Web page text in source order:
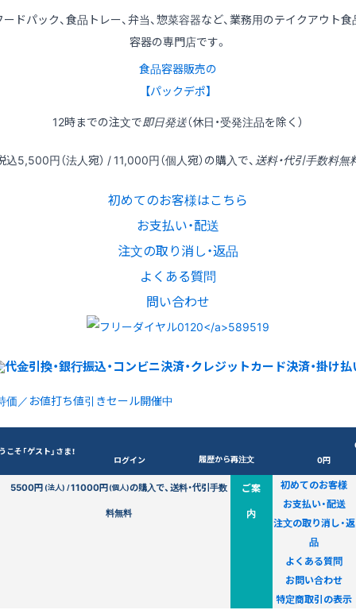
ードパック、食品トレー、弁当、惣菜容器など、業務用のテイクアウト食
容器の専門店です。
食品容器販売の
【パックデポ】
12時までの注文で即日発送（休日・受発注品を除く）
込5,500円（法人宛） / 11,000円（個人宛）の購入で、 送料・代引手数料無
初めてのお客様はこちら
お支払い・配送
注文の取り消し・返品
よくある質問
問い合わせ
価／お値打ち値引きセール開催中
こそ「ゲスト」さま！
ログイン 履歴から再注文
0円
5500円(法人) /11000円(個人)の購入で、送料・代引手数
料無料
ご案
内
初めてのお客様
お支払い・配送
注文の取り消し・返
品
よくある質問
お問い合わせ
特定商取引の表示